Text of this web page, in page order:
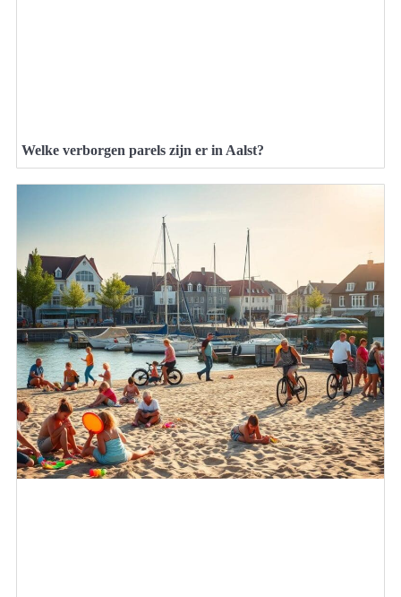
Welke verborgen parels zijn er in Aalst?